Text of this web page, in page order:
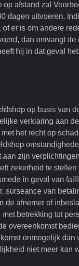
afstand zal
dagen uitvoeren.
er is om andere
dan ontvangt
hij in dat geval
op basis van
verklaring aan
het recht op
zijn
zekerheid te
in geval van
surseance van
de afnemer of
betrekking tot
overeenkomst
onmogelijk
niet meer kan